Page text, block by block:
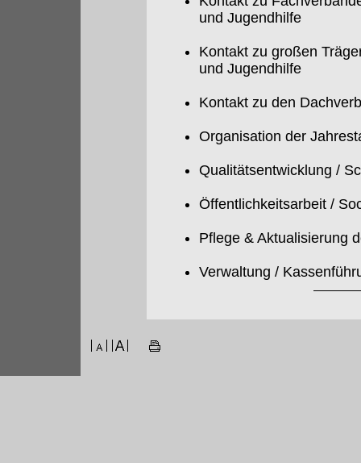
und Jugendhilfe
Kontakt zu großen
und Jugendhilfe
Kontakt zu den
Organisation der
Qualitätsentwicklung /
Öffentlichkeitsarbeit /
Pflege & Aktualisierung
Verwaltung /